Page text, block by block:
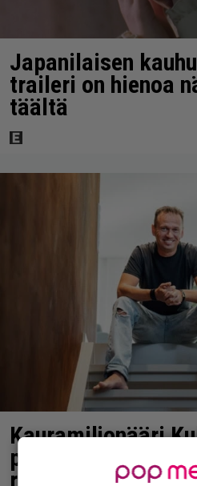
Japanilaisen
traileri on hienoa
täältä
Kauramiljonääri
putkasta – tässä
rikosepäilyyn